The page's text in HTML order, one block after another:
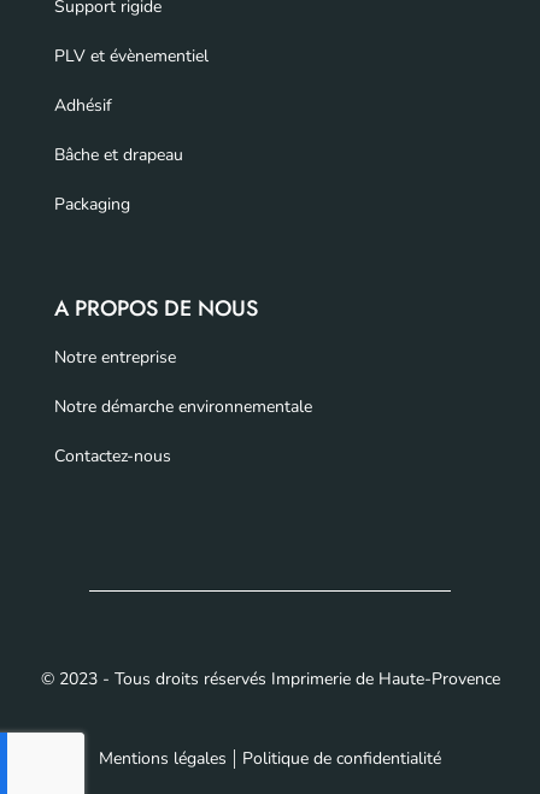
Support rigide
PLV et évènementiel
Adhésif
Bâche et drapeau
Packaging
A PROPOS DE NOUS
Notre entreprise
Notre démarche environnementale
Contactez-nous
© 2023 - Tous droits réservés Imprimerie de Haute-Provence
Mentions légales Politique de confidentialité